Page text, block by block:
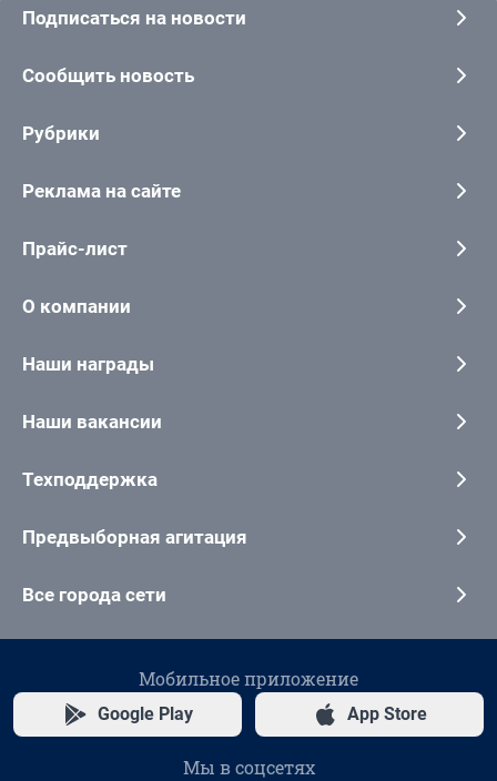
Подписаться на новости
Сообщить новость
Рубрики
Реклама на сайте
Прайс-лист
О компании
Наши награды
Наши вакансии
Техподдержка
Предвыборная агитация
Все города сети
Мобильное приложение
Google Play App Store
Мы в соцсетях